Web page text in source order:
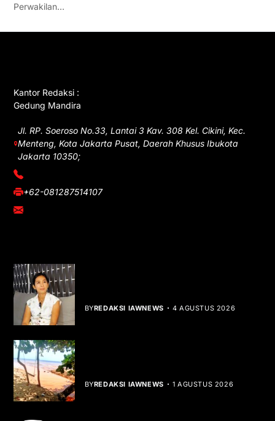
Perwakilan…
Kantor Redaksi :
Gedung Mandira
Jl. RP. Soeroso No.33, Lantai 3 Kav. 308 Kel. Cikini, Kec.
Menteng, Kota Jakarta Pusat, Daerah Khusus Ibukota
Jakarta 10350;
(021) 3908026
+62-081287514107
adm@iawnews.com
BYREDAKSI IAWNEWS 4 AGUSTUS 2026
BYREDAKSI IAWNEWS 1 AGUSTUS 2026